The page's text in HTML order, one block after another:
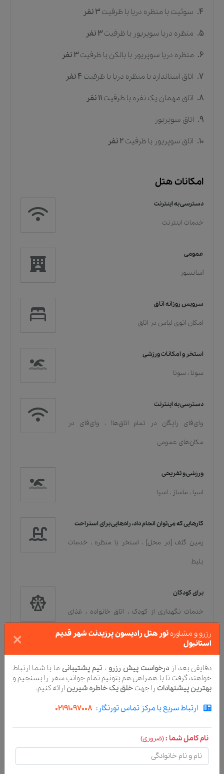
4. سوئیت با منظره دریا با ظرفیت 3 نفر
5. منظره دریا سوپریور با ظرفیت 3 نفر
6. منظره دریا سوپریور با بالکن با ظرفیت 3 نفر
7. اتاق استاندارد با منظره دریا با ظرفیت 4 نفر
8. اتاق مهمان یک نفره با ظرفیت 11 نفر
9. اتاق سوپریور
10. اتاق سوپریور با ظرفیت 2 نفر
امکانات هتل
دسترسی به اینترنت
خدمات اینترنت
عمومی
آسانسور
سرویس روزانه اتاق
امکان اتوی لباس در اتاق
استخر و امکانات ورزشی
سونا ، سونا
دسترسی به اینترنت
وای‌فای رایگان در تمام اتاق‌ها! ،
وای‌فای در
مکان‌های عمومی
ورزشی و تفریحی
اسپا ، ماساژ ، اسپا
کارهایی که می‌توان انجام داد، راه‌هایی برای استراحت
زمین گلف [در محل] ، استخر با منظره ، خدمات
بلیط
برای کودکان
خدمات نگهداری از کودک ، اتاق خانواده ، غذای
کودکان، استخر کودکان
کپسول آتش‌نشانی، سیستم تهویه هوا، تلفن،
انگلیسی،یونانی،روسی،اسپانیایی،ترکی
رزرو و مشاوره تور هتل رادیسون پرزیدنت شهر قدیم
استانبول
×
دقایقی بعد ازدرخواست پیش رزرو ، تیم پشتیبانی ما با شما ارتباط
خواهند گرفت تا با همراهی هم بتونیم تمام جوانب سفر را بسنجیم و
بهترین پیشنهادات را جهت خلق یک خاطره شیرین ارائه کنیم.
ارتباط سریع با مرکز تماس تورنگار: 02191097008
نام کامل شما :(ضروری)